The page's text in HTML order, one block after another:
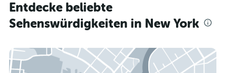
Entdecke beliebte
Sehenswürdigkeiten in New York